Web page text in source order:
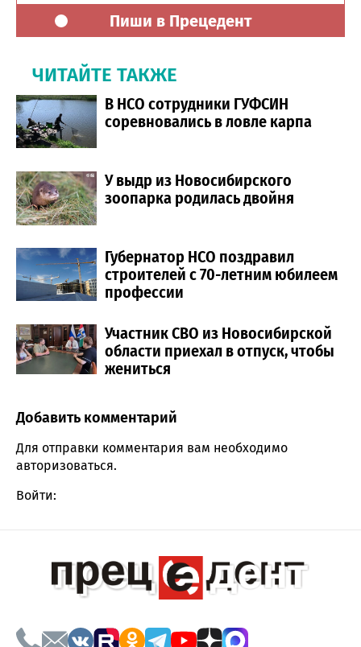
Пиши в Прецедент
ЧИТАЙТЕ ТАКЖЕ
В НСО сотрудники ГУФСИН
соревновались в ловле карпа
У выдр из Новосибирского
зоопарка родилась двойня
Губернатор НСО поздравил
строителей с 70-летним юбилеем
профессии
Участник СВО из Новосибирской
области приехал в отпуск, чтобы
жениться
Comment section
Добавить комментарий
Для отправки комментария вам необходимо
авторизоваться.
Войти: